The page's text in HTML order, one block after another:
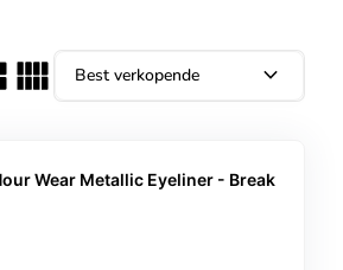
expand_more
Wear Metallic Eyeliner - Break